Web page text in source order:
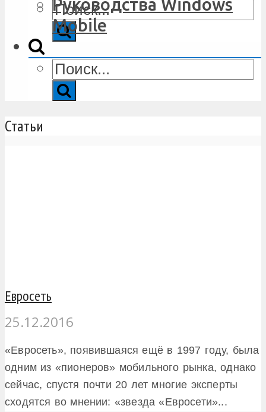
Руководства Windows
Mobile
Статьи
Евросеть
25.12.2016
«Евросеть», появившаяся ещё в 1997 году, была
одним из «пионеров» мобильного рынка, однако
сейчас, спустя почти 20 лет многие эксперты
сходятся во мнении: «звезда «Евросети»...